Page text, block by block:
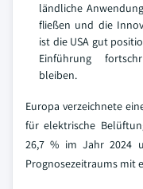
ländliche
fließen und die
ist die USA gut
Einführung
bleiben.
Europa verzeichnete
für elektrische
26,7 % im Jahr 2024
Prognosezeitraums mit